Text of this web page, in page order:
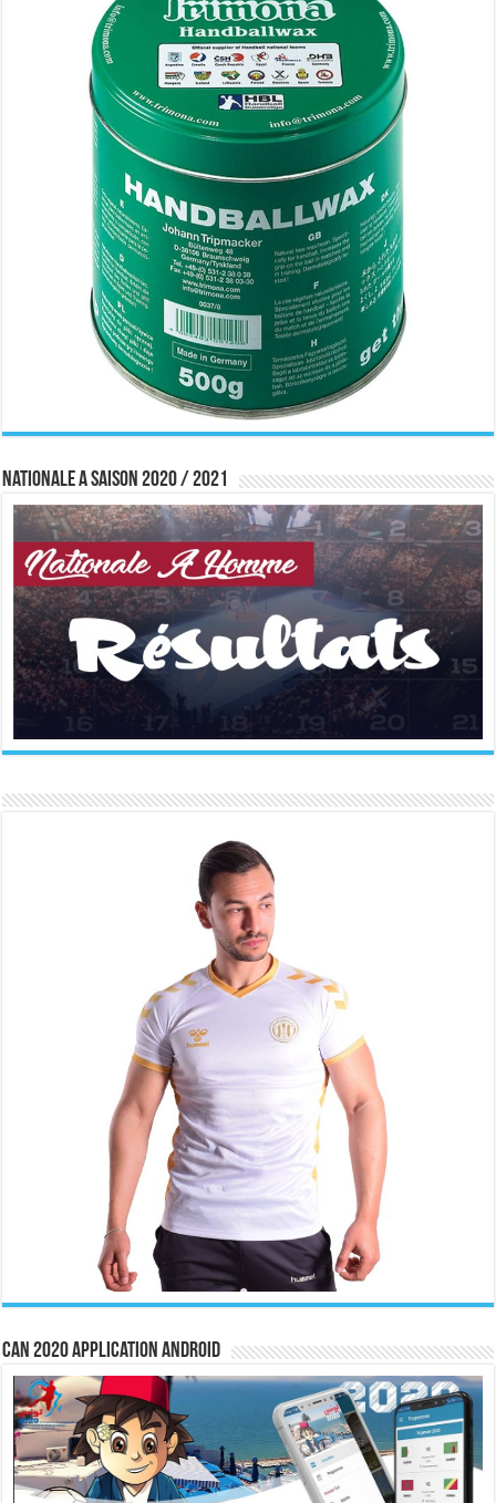
Nationale A saison 2020 / 2021
CAN 2020 Application Android